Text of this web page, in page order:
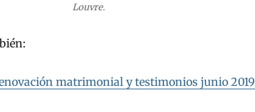
Louvre.
matrimonial y testimonios junio 2019